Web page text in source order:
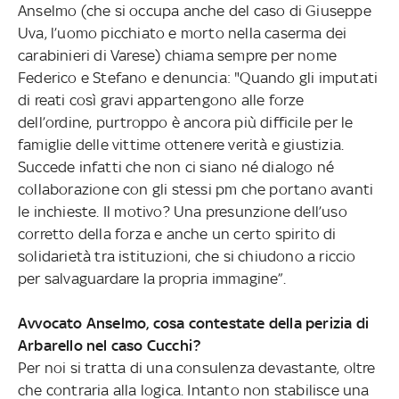
Anselmo (che si occupa anche del caso di Giuseppe
Uva, l’uomo picchiato e morto nella caserma dei
carabinieri di Varese) chiama sempre per nome
Federico e Stefano e denuncia: "Quando gli imputati
di reati così gravi appartengono alle forze
dell’ordine, purtroppo è ancora più difficile per le
famiglie delle vittime ottenere verità e giustizia.
Succede infatti che non ci siano né dialogo né
collaborazione con gli stessi pm che portano avanti
le inchieste. Il motivo? Una presunzione dell’uso
corretto della forza e anche un certo spirito di
solidarietà tra istituzioni, che si chiudono a riccio
per salvaguardare la propria immagine”.
Avvocato Anselmo, cosa contestate della perizia di
Arbarello nel caso Cucchi?
Per noi si tratta di una consulenza devastante, oltre
che contraria alla logica. Intanto non stabilisce una